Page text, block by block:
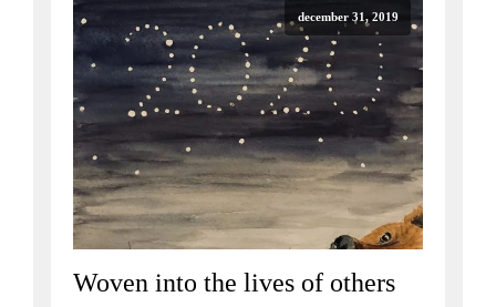
december 31, 2019
Woven into the lives of others